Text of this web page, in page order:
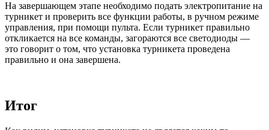
На завершающем этапе необходимо подать электропитание на
турникет и проверить все функции работы, в ручном режиме
управления, при помощи пульта. Если турникет правильно
откликается на все команды, загораются все светодиоды —
это говорит о том, что установка турникета проведена
правильно и она завершена.
Итог